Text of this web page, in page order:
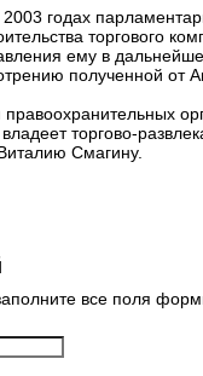
годах
торгового
ему в
полученной от
торгово-
Смагину.
все поля